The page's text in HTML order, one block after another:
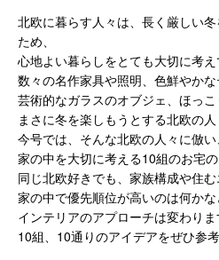
北欧に暮らす人々は、長く厳しい
ため、
心地よい暮らしをとても大切に考え
数々の名作家具や照明、色鮮やかな
芸術的なガラスのオブジェ、ほっこ
まさに冬を楽しもうとする北欧の人
今号では、そんな北欧の人々に倣い、
家の中を大切に考える10組のお宅
同じ北欧好きでも、家族構成や住む
家の中で優先順位が高いのは何かな
インテリアのアプローチは変わりま
10組、10通りのアイデアをぜひ参